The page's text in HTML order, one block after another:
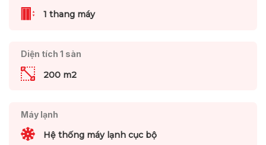
1 thang máy
Diện tích 1 sàn
200 m2
Máy lạnh
Hệ thống máy lạnh cục bộ